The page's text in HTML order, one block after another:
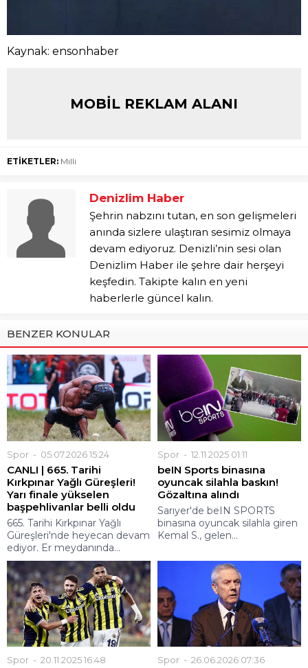
Kaynak: ensonhaber
MOBİL REKLAM ALANI
ETİKETLER: Milli
Denizlim Haber
Şehrin nabzını tutan, en son gelişmeleri
anında sizlere ulaştıran sesimiz olmaya
devam ediyoruz. Denizli’nin sesi olan
Denizlim Haber ile şehre dair herşeyi
keşfedin. Takipte kalın en yeni
haberlerle güncel kalın.
BENZER KONULAR
Spor 05.07.2026 15:24
CANLI | 665. Tarihi
Kırkpınar Yağlı Güreşleri!
Yarı finale yükselen
başpehlivanlar belli oldu
665. Tarihi Kırkpınar Yağlı
Güreşleri'nde heyecan devam
ediyor. Er meydanında...
Spor 12.11.2025 01:11
beIN Sports binasına
oyuncak silahla baskın!
Gözaltına alındı
Sarıyer'de beIN SPORTS
binasına oyuncak silahla giren
Kemal S., gelen...
Spor 20.11.2025 16:48 Spor 26.06.2026 07:36